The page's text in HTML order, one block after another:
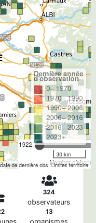
1922
Nombre
Dernière année
d'observation
0– 1970
1970– 1990
1990– 2006
2006– 2016
2016– 2023
2023+
30 km
de dernière obs, Limites territoire
324
observateurs
13